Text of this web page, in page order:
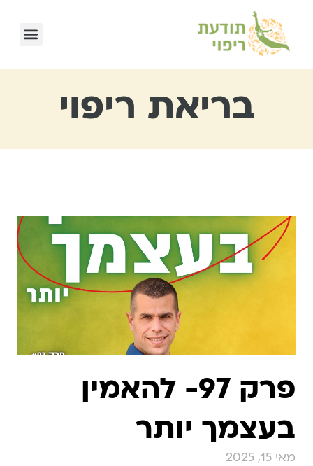
בריאת ריפוי
פרק 97- להאמין
בעצמך יותר
מאי 15, 2025